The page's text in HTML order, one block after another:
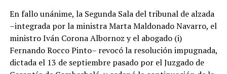
En fallo unánime, la Segunda Sala del tribunal de alzada
–integrada por la ministra Marta Maldonado Navarro, el
ministro Iván Corona Albornoz y el abogado (i)
Fernando Rocco Pinto– revocó la resolución impugnada,
dictada el 13 de septiembre pasado por el Juzgado de